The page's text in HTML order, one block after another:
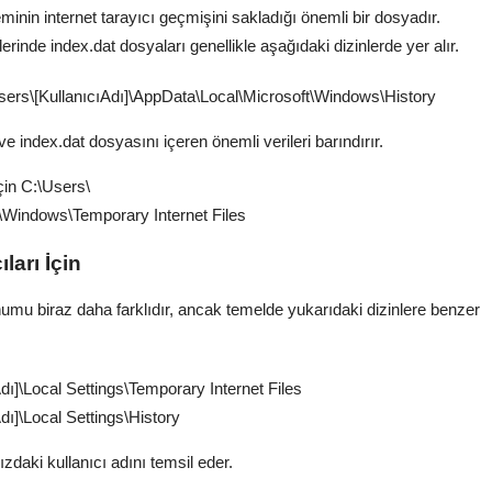
internet tarayıcı geçmişini sakladığı önemli bir dosyadır.
index.dat dosyaları genellikle aşağıdaki dizinlerde yer alır.
index.dat dosyasını içeren önemli verileri barındırır.
C:\Users\
Internet Files
İçin
biraz daha farklıdır, ancak temelde yukarıdaki dizinlere benzer
Settings\Temporary Internet Files
Settings\History
kullanıcı adını temsil eder.